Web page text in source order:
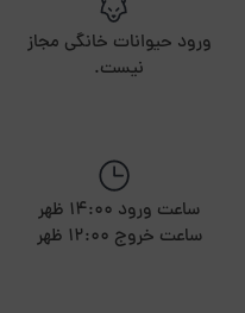
ورود حیوانات خانگی مجاز
نیست.
ساعت ورود 14:00 ظهر
ساعت خروج 12:00 ظهر